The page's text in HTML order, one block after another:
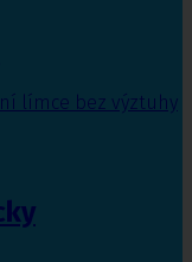
límce bez výztuhy